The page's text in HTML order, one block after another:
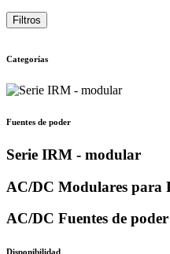
Filtros
Categorías
Fuentes de poder
Serie IRM - modular
AC/DC Modulares para
AC/DC Fuentes de poder
Disponibilidad